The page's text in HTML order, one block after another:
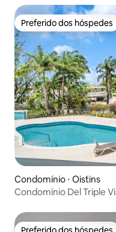
Preferido dos hóspedes
Preferido dos hóspedes
Condomínio ⋅ Oistins
Condomínio Del Triple